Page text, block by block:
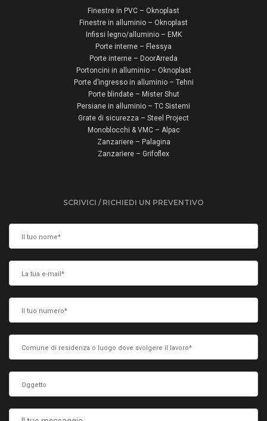
Finestre in PVC – Oknoplast
Finestre in alluminio – Oknoplast
Infissi legno/alluminio – EMK
Porte interne – Flessya
Porte interne – DoorArreda
Portoncini in alluminio – Oknoplast
Porte d’ingresso in alluminio – Tehni
Porte blindate – Mister Shut
Persiane in alluminio – TC Sistemi
Grate di sicurezza – Steel Project
Monoblocchi & VMC – Alpac
Zanzariere – Palagina
Zanzariere – Grifoflex
SCRIVICI / RICHIEDI UN PREVENTIVO